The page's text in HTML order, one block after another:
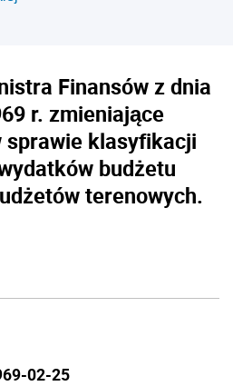
Finansów z dnia
r. zmieniające
sprawie klasyfikacji
budżetu
terenowych.
02-25